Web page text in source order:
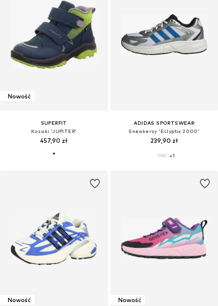
Nowość
SUPERFIT
Kozaki 'JUPITER'
457,90 zł
ADIDAS SPORTSWEAR
Sneakersy 'Eclyptix 2000'
239,90 zł
+1
Nowość Nowość